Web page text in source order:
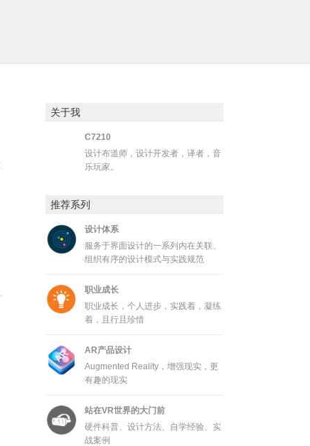
关于我
C7210
设计布道师，设计开发者，译者，音
乐玩家。
推荐系列
设计体系
服务于界面设计的一系列内在关联、
组织有序的设计模式与实践规范
职业成长
职业成长，个人进步，实践着，凝练
着，且行且珍惜
AR产品设计
Augmented Reality，增强现实，更
有趣的现实
站在VR世界的大门前
硬件科普、设计方法、自学经验、实
战案例